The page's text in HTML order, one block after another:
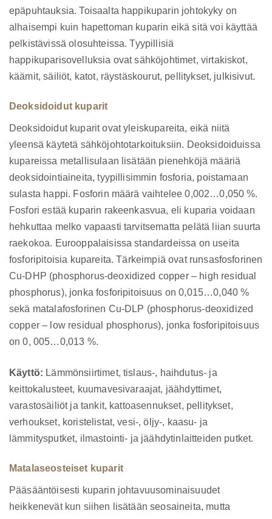
epäpuhtauksia. Toisaalta happikuparin johtokyky on
alhaisempi kuin hapettoman kuparin eikä sitä voi käyttää
pelkistävissä olosuhteissa. Tyypillisiä
happikuparisovelluksia ovat sähköjohtimet, virtakiskot,
käämit, säiliöt, katot, räystäskourut, pellitykset, julkisivut.
Deoksidoidut kuparit
Deoksidoidut kuparit ovat yleiskupareita, eikä niitä
yleensä käytetä sähköjohtotarkoituksiin. Deoksidoiduissa
kupareissa metallisulaan lisätään pienehköjä määriä
deoksidointiaineita, tyypillisimmin fosforia, poistamaan
sulasta happi. Fosforin määrä vaihtelee 0,002…0,050 %.
Fosfori estää kuparin rakeenkasvua, eli kuparia voidaan
hehkuttaa melko vapaasti tarvitsematta pelätä liian suurta
raekokoa. Eurooppalaisissa standardeissa on useita
fosforipitoisia kupareita. Tärkeimpiä ovat runsasfosforinen
Cu-DHP (phosphorus-deoxidized copper – high residual
phosphorus), jonka fosforipitoisuus on 0,015…0,040 %
sekä matalafosforinen Cu-DLP (phosphorus-deoxidized
copper – low residual phosphorus), jonka fosforipitoisuus
on 0, 005…0,013 %.
Käyttö: Lämmönsiirtimet, tislaus-, haihdutus- ja
keittokalusteet, kuumavesivaraajat, jäähdyttimet,
varastosäiliöt ja tankit, kattoasennukset, pellitykset,
verhoukset, koristelistat, vesi-, öljy-, kaasu- ja
lämmitysputket, ilmastointi- ja jäähdytinlaitteiden putket.
Matalaseosteiset kuparit
Pääsääntöisesti kuparin johtavuusominaisuudet
heikkenevät kun siihen lisätään seosaineita, mutta